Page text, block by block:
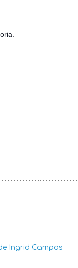
Ingrid Campos